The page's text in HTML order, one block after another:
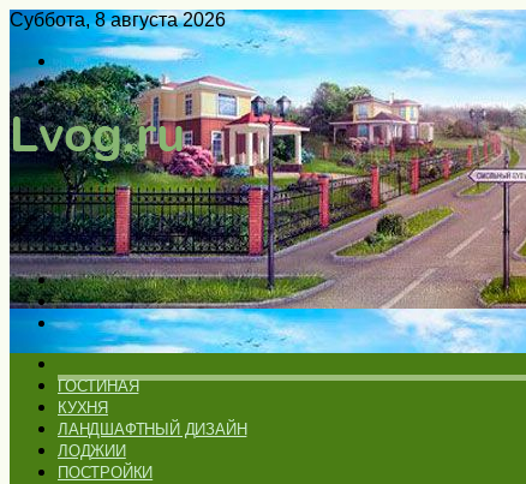
Суббота, 8 августа 2026
Войти
Switch
skin
Меню
Искать
Switch
skin
ГОСТИНАЯ
КУХНЯ
ЛАНДШАФТНЫЙ ДИЗАЙН
ЛОДЖИИ
ПОСТРОЙКИ